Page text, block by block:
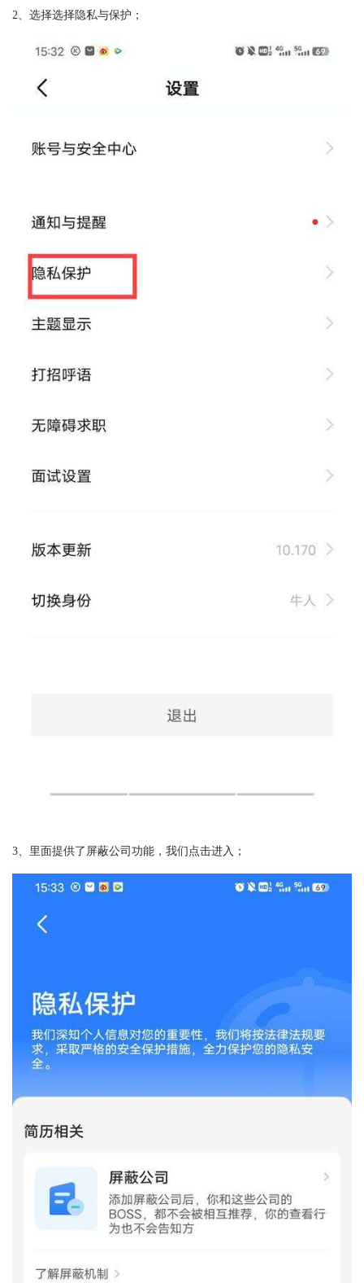
2、选择选择隐私与保护；
3、里面提供了屏蔽公司功能，我们点击进入；